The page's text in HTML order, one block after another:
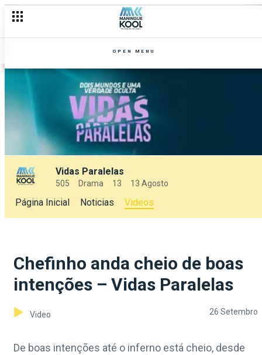
OPEN MENU
Vidas Paralelas
505 Drama 13 13 Agosto
Página Inicial Noticias Videos
Chefinho anda cheio de boas
intenções – Vidas Paralelas
Video 26 Setembro
De boas intenções até o inferno está cheio, desde